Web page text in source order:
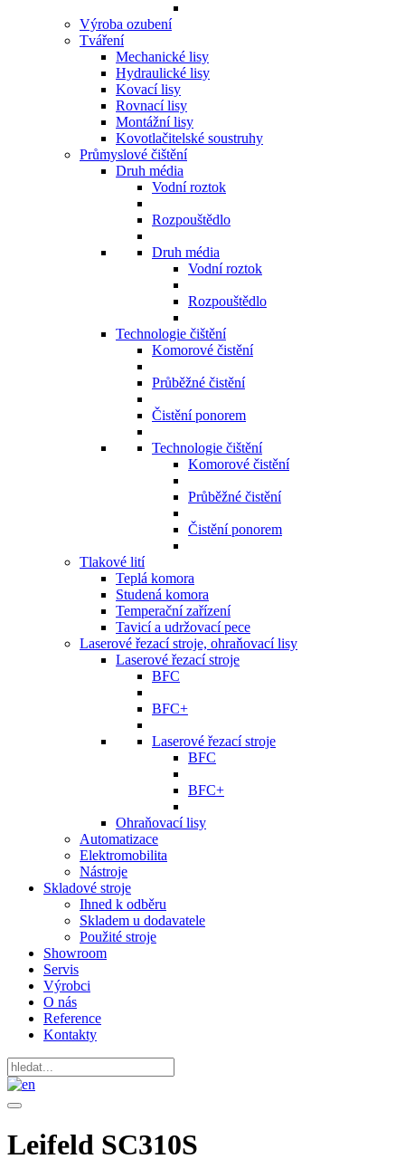
Výroba ozubení
Tváření
Mechanické lisy
Hydraulické lisy
Kovací lisy
Rovnací lisy
Montážní lisy
Kovotlačitelské soustruhy
Průmyslové čištění
Druh média
Vodní roztok
Rozpouštědlo
Druh média
Vodní roztok
Rozpouštědlo
Technologie čištění
Komorové čistění
Průběžné čistění
Čistění ponorem
Technologie čištění
Komorové čistění
Průběžné čistění
Čistění ponorem
Tlakové lití
Teplá komora
Studená komora
Temperační zařízení
Tavicí a udržovací pece
Laserové řezací stroje, ohraňovací lisy
Laserové řezací stroje
BFC
BFC+
Laserové řezací stroje
BFC
BFC+
Ohraňovací lisy
Automatizace
Elektromobilita
Nástroje
Skladové stroje
Ihned k odběru
Skladem u dodavatele
Použité stroje
Showroom
Servis
Výrobci
O nás
Reference
Kontakty
Leifeld SC310S